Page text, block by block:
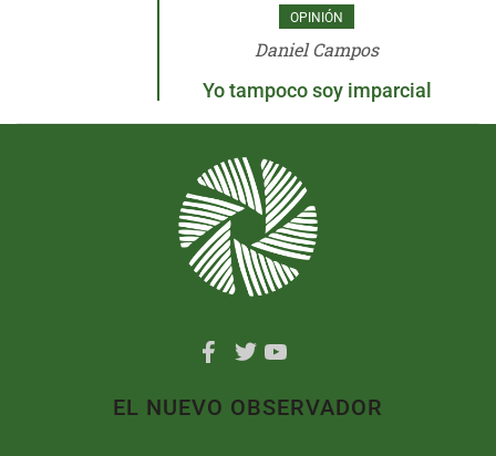
OPINIÓN
Daniel Campos
Yo tampoco soy imparcial
EL NUEVO OBSERVADOR